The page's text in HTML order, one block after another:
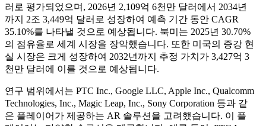
러로 평가되었으며, 2026년 2,109억 6천만 달러에서 2034년
까지 2조 3,449억 달러로 성장하여 예측 기간 동안 CAGR
35.10%를 나타낼 것으로 예상됩니다. 북미는 2025년 30.70%
의 점유율로 세계 시장을 장악했습니다. 또한 미국의 증강 현
실 시장은 크게 성장하여 2032년까지 추정 가치가 3,427억 3
천만 달러에 이를 것으로 예상됩니다.
연구 범위에서는 PTC Inc., Google LLC, Apple Inc., Qualcomm
Technologies, Inc., Magic Leap, Inc., Sony Corporation 등과 같
은 플레이어가 제공하는 AR 솔루션을 고려했습니다. 이 플